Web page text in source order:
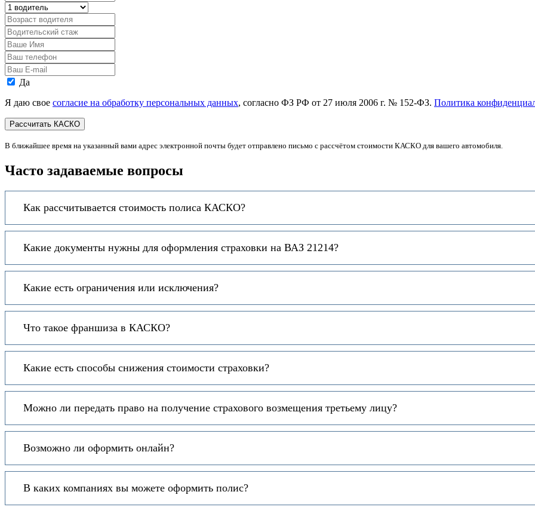
руб.
Водитель
Возраст
водителя
Водительский
стаж
Ваше
Имя
Ваш
телефон
Ваш
E-
mail
Персональные
Да
Я даю свое согласие на обработку персональных данных, согласно ФЗ РФ от 27 июля 2006 г. № 152-ФЗ. Политика
В ближайшее время на указанный вами адрес электронной почты будет отправлено письмо с рассчётом стоимости КАСКО для вашего автомобиля.
Часто задаваемые вопросы
Как рассчитывается стоимость полиса КАСКО?
Какие документы нужны для оформления страховки на ВАЗ 21214?
Какие есть ограничения или исключения?
Что такое франшиза в КАСКО?
Какие есть способы снижения стоимости страховки?
Можно ли передать право на получение страхового возмещения третьему лицу?
Возможно ли оформить онлайн?
В каких компаниях вы можете оформить полис?